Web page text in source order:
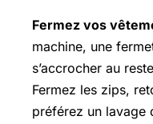
Fermez vos
machine, une
s’accrocher au
Fermez les zips,
préférez un lavage